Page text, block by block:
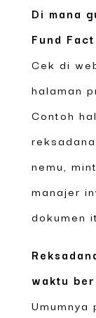
Di mana
Fund
Cek di
halaman
Contoh
nemu,
manajer
dokumen
waktu